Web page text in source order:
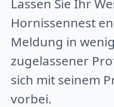
Lassen Sie Ihr
Hornissennest
Meldung in
zugelassener
sich mit seinem
vorbei.